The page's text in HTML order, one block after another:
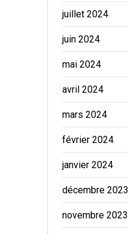
juillet 2024
juin 2024
mai 2024
avril 2024
mars 2024
février 2024
janvier 2024
décembre 2023
novembre 2023